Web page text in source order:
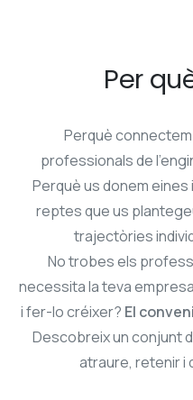
Per
Perquè
professionals de
Perquè us donem
reptes que us
trajectòries
No trobes els
necessita la teva
i fer-lo créixer? El conveni
Descobreix un conjunt
atraure, retenir i